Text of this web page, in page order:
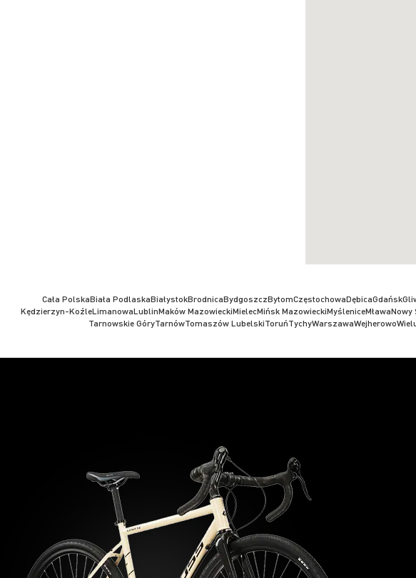
Cała PolskaBiała PodlaskaBiałystokBrodnicaBydgoszczBytomCzęstochowaDębicaGdańsk
Kędzierzyn-KoźleLimanowaLublinMaków MazowieckiMielecMińsk MazowieckiMyśleniceMławaNowy
Tarnowskie GóryTarnówTomaszów LubelskiToruńTychyWarszawaWejherowo